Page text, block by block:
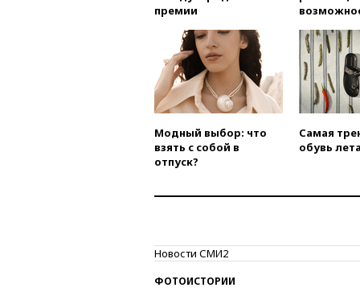
премии
Модный выбор: что
взять с собой в
отпуск?
Самая
обувь
Новости СМИ2
ФОТОИСТОРИИ